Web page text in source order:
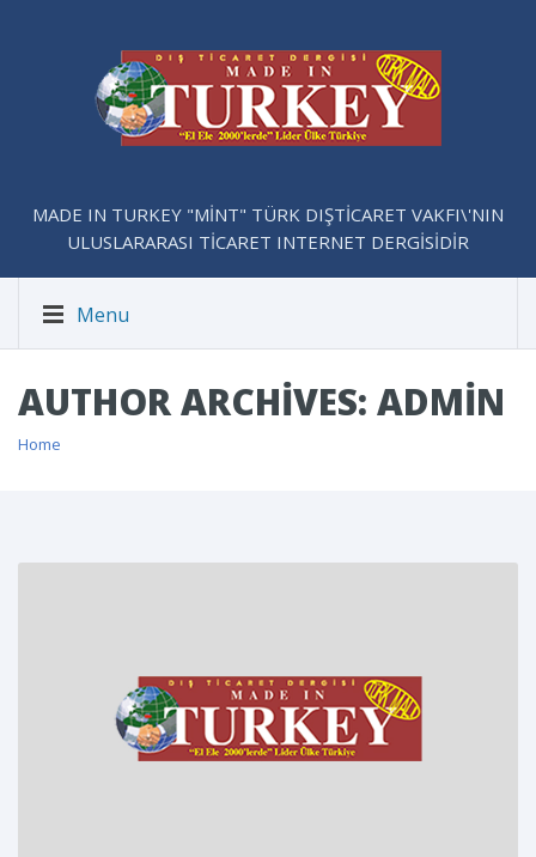
MADE IN TURKEY "MİNT" TÜRK DIŞTİCARET VAKFI\'NIN
ULUSLARARASI TİCARET INTERNET DERGİSİDİR
Menu
AUTHOR ARCHIVES: ADMIN
Home